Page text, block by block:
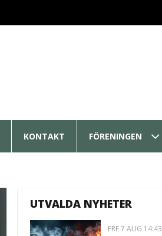
KONTAKT FÖRENINGEN
UTVALDA NYHETER
FRE 7 AUG 14:43